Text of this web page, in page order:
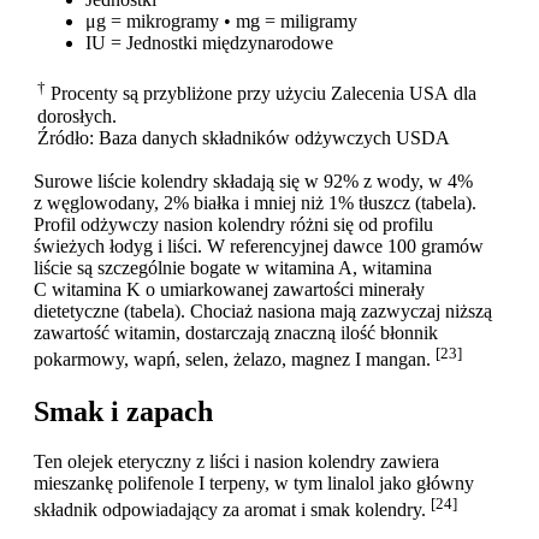
μg = mikrogramy • mg = miligramy
IU = Jednostki międzynarodowe
† Procenty są przybliżone przy użyciu Zalecenia USA dla
dorosłych.
Źródło: Baza danych składników odżywczych USDA
Surowe liście kolendry składają się w 92% z wody, w 4%
z węglowodany, 2% białka i mniej niż 1% tłuszcz (tabela).
Profil odżywczy nasion kolendry różni się od profilu
świeżych łodyg i liści. W referencyjnej dawce 100 gramów
liście są szczególnie bogate w witamina A, witamina
C witamina K o umiarkowanej zawartości minerały
dietetyczne (tabela). Chociaż nasiona mają zazwyczaj niższą
zawartość witamin, dostarczają znaczną ilość błonnik
pokarmowy, wapń, selen, żelazo, magnez I mangan. [23]
Smak i zapach
Ten olejek eteryczny z liści i nasion kolendry zawiera
mieszankę polifenole I terpeny, w tym linalol jako główny
składnik odpowiadający za aromat i smak kolendry. [24]